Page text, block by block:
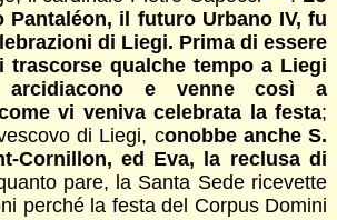
Pantaléon, il futuro Urbano IV, fu
di Liegi. Prima di essere
trascorse qualche tempo a Liegi
e venne così a
vi veniva celebrata la festa;
di Liegi, conobbe anche S.
Cornillon, ed Eva, la reclusa di
pare, la Santa Sede ricevette
perché la festa del Corpus Domini